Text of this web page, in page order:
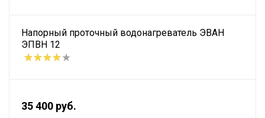
Напорный проточный водонагреватель ЭВАН
ЭПВН 12
35 400 руб.